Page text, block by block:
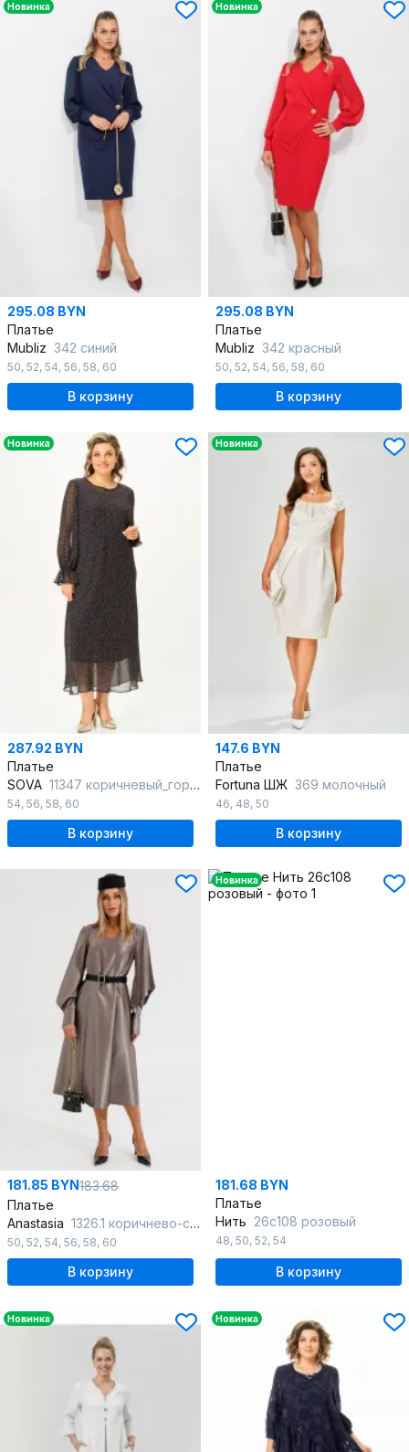
Новинка
295.08 BYN
Платье
Mubliz 342 синий
50, 52, 54, 56, 58, 60
В корзину
Новинка
295.08 BYN
Платье
Mubliz 342 красный
50, 52, 54, 56, 58, 60
В корзину
Новинка
287.92 BYN
Платье
SOVA 11347 коричневый_горох
54, 56, 58, 60
В корзину
Новинка
147.6 BYN
Платье
Fortuna ШЖ 369 молочный
46, 48, 50
В корзину
181.85 BYN183.68
Платье
Anastasia 1326.1 коричнево-серый
50, 52, 54, 56, 58, 60
В корзину
Новинка
181.68 BYN
Платье
Нить 26с108 розовый
48, 50, 52, 54
В корзину
Новинка Новинка